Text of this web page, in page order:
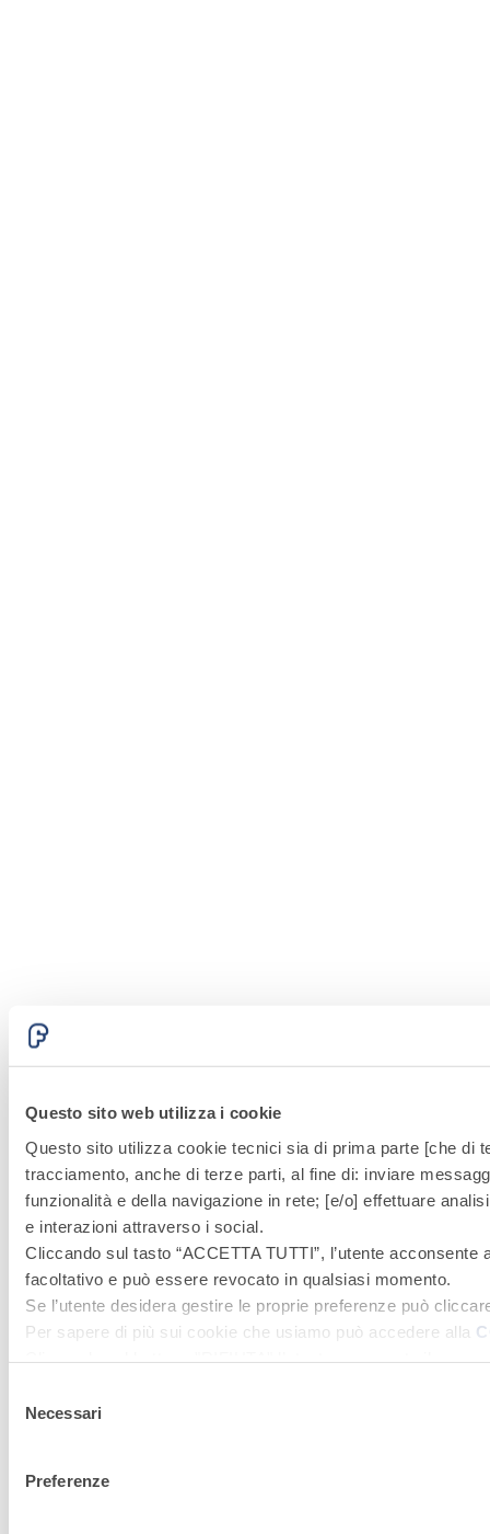
Questo sito web utilizza i cookie
Questo sito utilizza cookie tecnici sia di prima parte [che di
tracciamento, anche di terze parti, al fine di: inviare
funzionalità e della navigazione in rete; [e/o] effettuare
e interazioni attraverso i social.
Cliccando sul tasto “ACCETTA TUTTI”, l’utente
facoltativo e può essere revocato in qualsiasi momento.
Se l’utente desidera gestire le proprie preferenze può
Per sapere di più sui cookie che usiamo può accedere alla
delNecessari
Preferenze